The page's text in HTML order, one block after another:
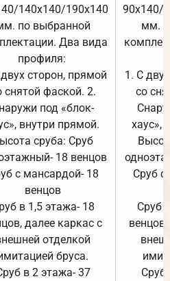
140х140/190х140
по выбранной
Два вида
профиля:
сторон, прямой
снятой фаской. 2.
под «блок-
внутри прямой.
сруба: Сруб
18 венцов
с мансардой- 18
венцов
в 1,5 этажа- 18
далее каркас с
отделкой
бруса.
в 2 этажа- 37
90х140/
мм.
1. С
со
хаус»,
Сруб с
Сруб
Сруб